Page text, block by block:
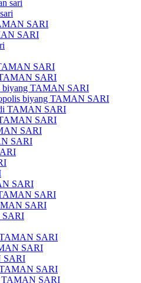
sari
SARI
SARI
SARI
TAMAN SARI
biyang TAMAN SARI
biyang TAMAN SARI
TAMAN SARI
SARI
SARI
SARI
SARI
SARI
SARI
SARI
TAMAN SARI
SARI
SARI
TAMAN SARI
TAMAN SARI